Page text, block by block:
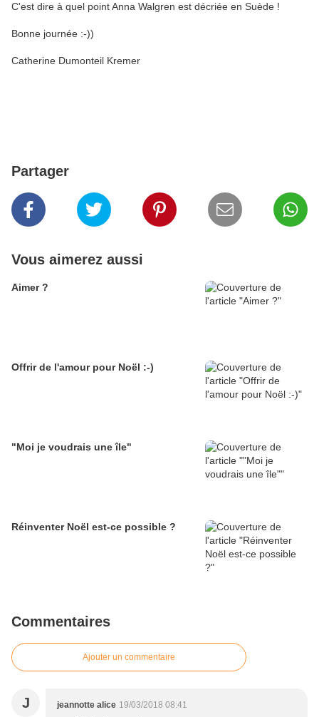
C'est dire à quel point Anna Walgren est décriée en Suède !
Bonne journée :-))
Catherine Dumonteil Kremer
Partager
Vous aimerez aussi
Aimer ?
Offrir de l'amour pour Noël :-)
"Moi je voudrais une île"
Réinventer Noël est-ce possible ?
Commentaires
Ajouter un commentaire
J jeannotte alice 19/03/2018 08:41